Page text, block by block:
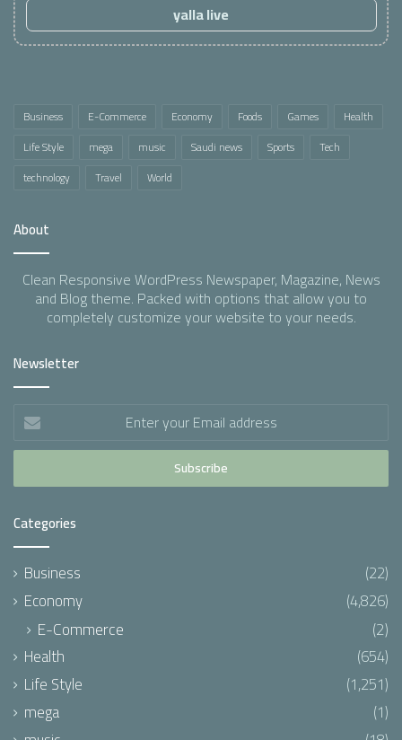
yalla live
Business E-Commerce Economy Foods Games
Health
Life Style
mega music Saudi news Sports
Tech
technology
Travel World
About
Clean Responsive WordPress Newspaper, Magazine, News
and Blog theme. Packed with options that allow you to
completely customize your website to your needs.
Newsletter
Enter
your
Email
Categories
Business
(22)
Economy
(4,826)
E-Commerce (2)
Health
(654)
Life Style
(1,251)
mega
(1)